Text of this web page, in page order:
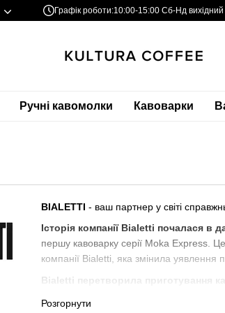
Графік роботи:10:00-15:00 Сб-Нд вихідний
Ручні кавомолки Кавоварки
BIALETTI - ваш партнер у світі
Історія компанії Bialetti почалася в
першу кавоварку серії Moka Express.
компанії Bialetti, яка змінила уявлення
Bialetti перетворила приготування
у всьому світі.
Розгорнути